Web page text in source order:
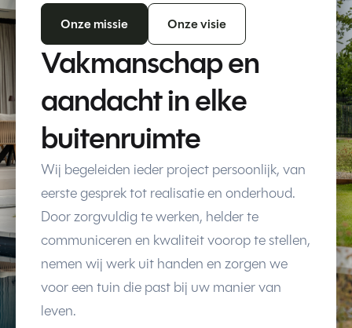
Onze missie Onze visie
Vakmanschap en
aandacht in elke
buitenruimte
Wij begeleiden ieder project persoonlijk, van
eerste gesprek tot realisatie en onderhoud.
Door zorgvuldig te werken, helder te
communiceren en kwaliteit voorop te stellen,
nemen wij werk uit handen en zorgen we
voor een tuin die past bij uw manier van
leven.